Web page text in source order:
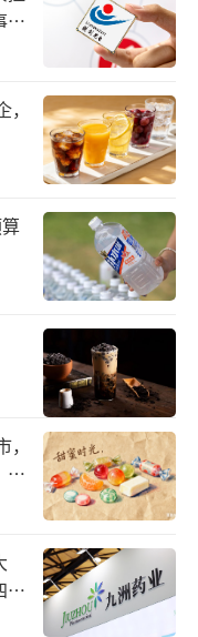
价竞争中，更具
增速超过天猫；
营成本的减免。
的运营工具、各
续有减免动作。
商家的动作变得
具生意参谋向淘
还将为服饰类商
家仅需将订单商
到仓即可确认收
4.8分，决定权
起退款，他们
务
浮